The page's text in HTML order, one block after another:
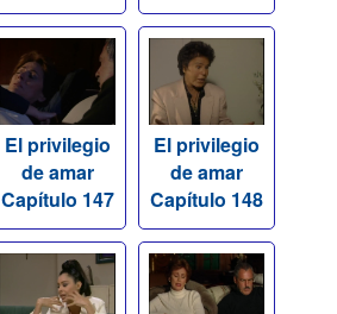
El privilegio
de amar
Capítulo 147
El privilegio
de amar
Capítulo 148